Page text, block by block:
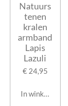
Natuurs
tenen
kralen
armband
Lapis
Lazuli
€ 24,95
In winkelwagen